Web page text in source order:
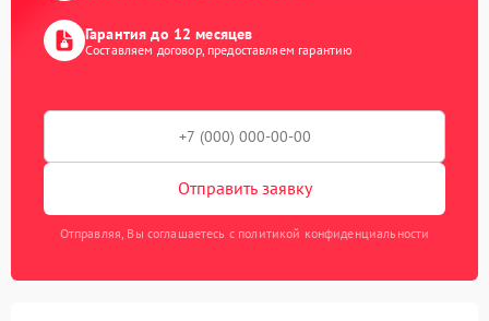
Гарантия до 12 месяцев
Составляем договор, предоставляем гарантию
Отправить заявку
Отправляя, Вы соглашаетесь с политикой конфиденциальности